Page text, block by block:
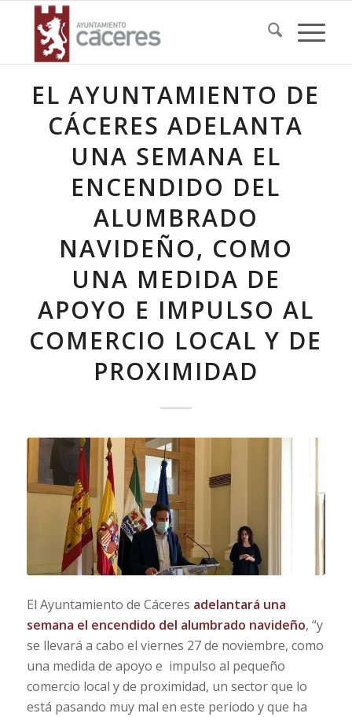
EL AYUNTAMIENTO DE
CÁCERES ADELANTA
UNA SEMANA EL
ENCENDIDO DEL
ALUMBRADO
NAVIDEÑO, COMO
UNA MEDIDA DE
APOYO E IMPULSO AL
COMERCIO LOCAL Y DE
PROXIMIDAD
El Ayuntamiento de Cáceres adelantará una
semana el encendido del alumbrado navideño, “y
se llevará a cabo el viernes 27 de noviembre, como
una medida de apoyo e impulso al pequeño
comercio local y de proximidad, un sector que lo
está pasando muy mal en este periodo y que ha